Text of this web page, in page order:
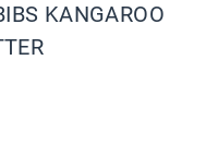
KANGAROO